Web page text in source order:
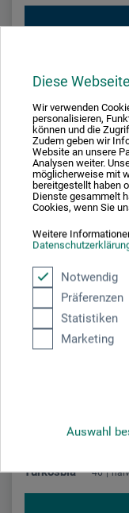
Diese
Wir verwenden
personalisieren,
können und die
Zudem geben wir
Website an unsere
Analysen weiter.
möglicherweise mit
bereitgestellt haben
Dienste gesammelt
Cookies, wenn Sie
Weitere
Notwendig
Präferenzen
Statistiken
Marketing
Auswahl
Koboltblå/
Ultramarinblå 19
Mörkblå/Nattblå
Turkosblå 46